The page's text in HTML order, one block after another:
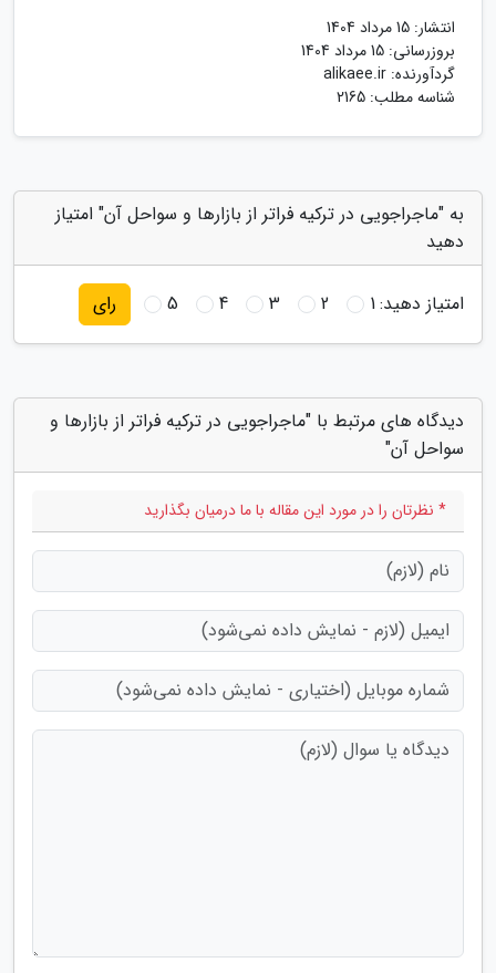
انتشار: 15 مرداد 1404
بروزرسانی: 15 مرداد 1404
گردآورنده: alikaee.ir
شناسه مطلب: 2165
به "ماجراجویی در ترکیه فراتر از بازارها و سواحل آن" امتیاز
دهید
امتیاز دهید:1
2
3
4
5 رای
دیدگاه های مرتبط با "ماجراجویی در ترکیه فراتر از بازارها و
سواحل آن"
* نظرتان را در مورد این مقاله با ما درمیان بگذارید